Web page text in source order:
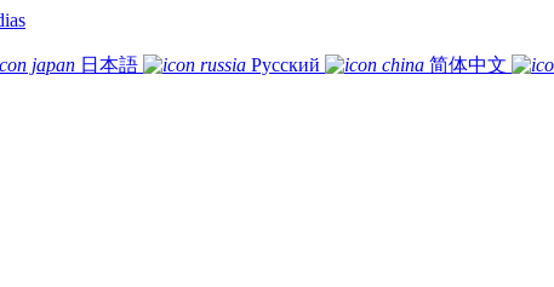
日本語 Русский 简体中文